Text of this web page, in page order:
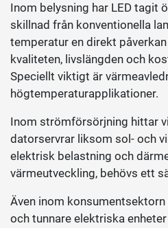
Inom belysning har LED tagit
skillnad från konventionella
temperatur en direkt
kvaliteten, livslängden och
Speciellt viktigt är
högtemperaturapplikationer.
Inom strömförsörjning hittar
datorservrar liksom sol- och
elektrisk belastning och
värmeutveckling, behövs ett
Även inom
och tunnare elektriska